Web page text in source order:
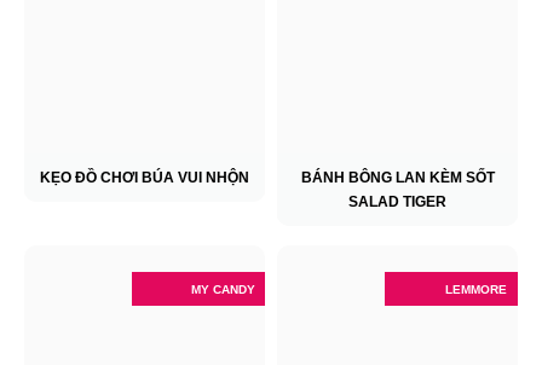
KẸO ĐỒ CHƠI BÚA VUI NHỘN
BÁNH BÔNG LAN KÈM SỐT
SALAD TIGER
MY CANDY LEMMORE